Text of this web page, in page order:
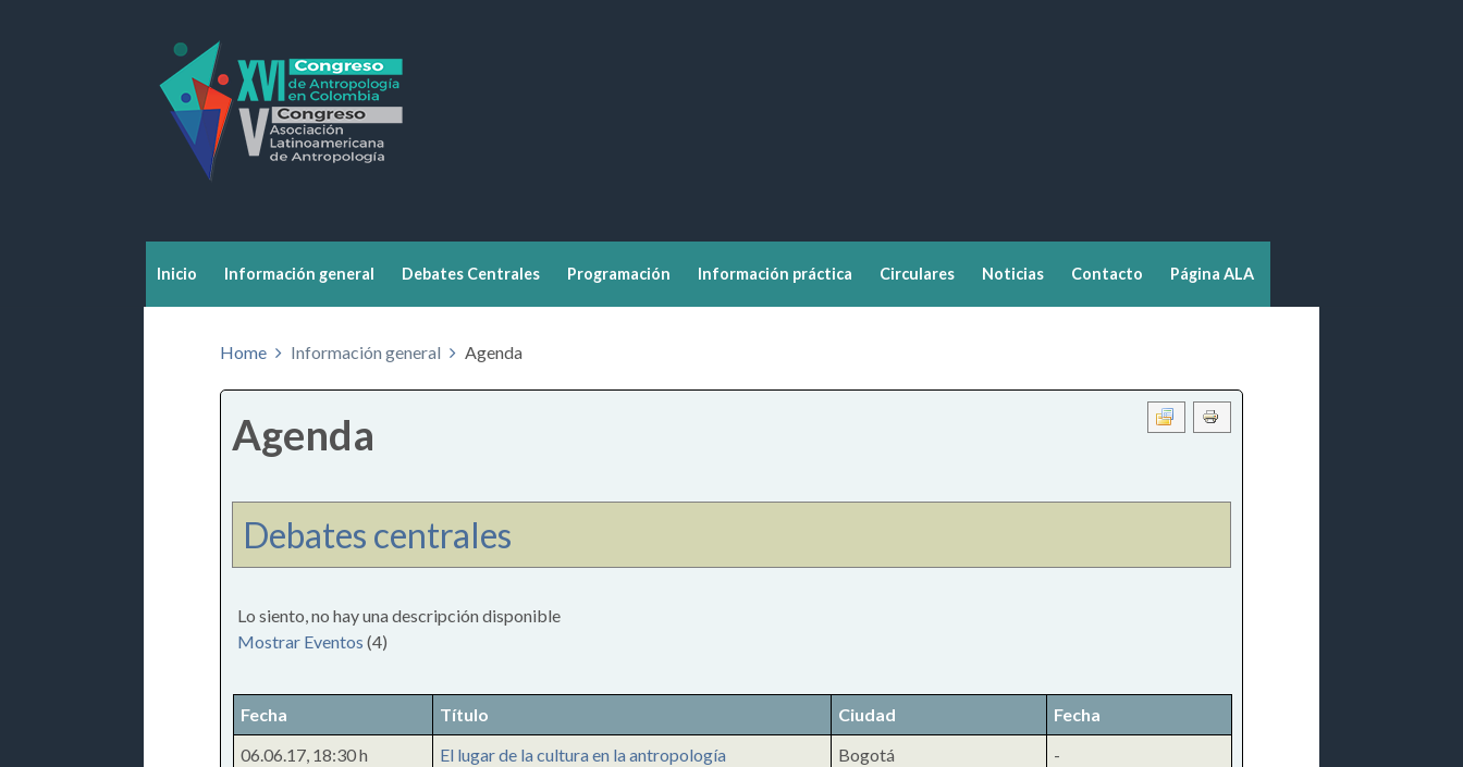
Inicio Información general Debates Centrales Programación Información práctica Circulares Noticias Contacto Página ALA
Home Información general Agenda
Agenda
Debates centrales
Lo siento, no hay una descripción disponible
Mostrar Eventos (4)
Fecha Título Ciudad
Fecha
06.06.17, 18:30 h
El lugar de la cultura en la antropología
Bogotá -